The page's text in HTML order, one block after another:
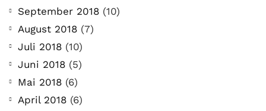
September 2018 (10)
August 2018 (7)
Juli 2018 (10)
Juni 2018 (5)
Mai 2018 (6)
April 2018 (6)